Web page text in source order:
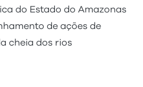
do Estado do Amazonas
de ações de
cheia dos rios